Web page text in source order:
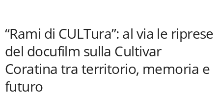
“Rami di CULTura”: al via le riprese
del docufilm sulla Cultivar
Coratina tra territorio, memoria e
futuro